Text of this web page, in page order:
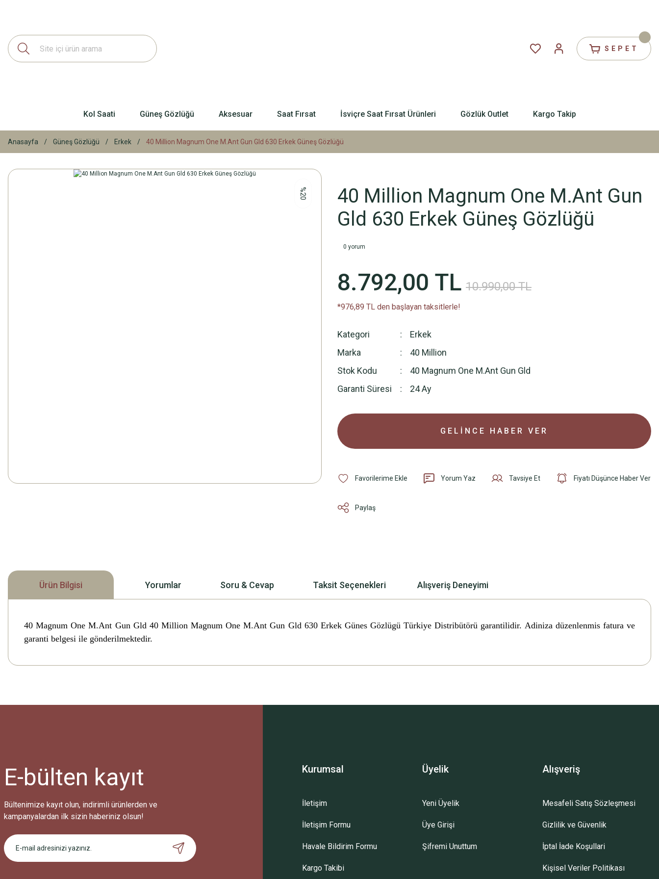
SEPET
Kol Saati Güneş Gözlüğü Aksesuar Saat Fırsat İsviçre Saat Fırsat Ürünleri Gözlük Outlet Kargo Takip
Anasayfa Güneş Gözlüğü Erkek 40 Million Magnum One M.Ant Gun Gld 630 Erkek Güneş Gözlüğü
%20
40 Million Magnum One M.Ant Gun
Gld 630 Erkek Güneş Gözlüğü
0 yorum
8.792,00 TL 10.990,00 TL
*976,89 TL den başlayan taksitlerle!
Kategori
Erkek
Marka
40 Million
Stok Kodu
40 Magnum One M.Ant Gun Gld
Garanti Süresi
24 Ay
GELİNCE HABER VER
Yorum Yaz Tavsiye Et Fiyatı Düşünce Haber Ver
Paylaş
Ürün Bilgisi Yorumlar Soru & Cevap Taksit Seçenekleri Alışveriş Deneyimi
40 Magnum One M.Ant Gun Gld 40 Million Magnum One M.Ant Gun Gld 630 Erkek Günes GözlügüTürkiye Distribütörü garantilidir. Adiniza düzenlenmis fatura ve
garanti belgesi ile gönderilmektedir.
Bu ürüne ilk yorumu siz yapın!
Ürün hakkında henüz soru sorulmamış.
Sitemize ilk yorumu siz yapın!
E-bülten kayıt
Bültenimize kayıt olun, indirimli ürünlerden ve
kampanyalardan ilk sizin haberiniz olsun!
Kurumsal
İletişim
İletişim Formu
Havale Bildirim Formu
Kargo Takibi
Üyelik
Yeni Üyelik
Üye Girişi
Şifremi Unuttum
Alışveriş
Mesafeli Satış Sözleşmesi
Gizlilik ve Güvenlik
İptal İade Koşullari
Kişisel Veriler Politikası